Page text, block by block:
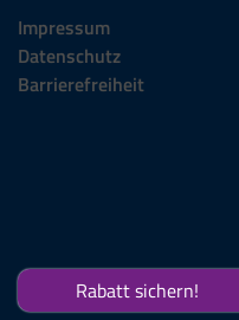
Impressum
Datenschutz
Barrierefreiheit
Rabatt sichern!